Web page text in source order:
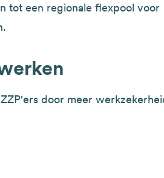
tot een regionale flexpool voor
door meer